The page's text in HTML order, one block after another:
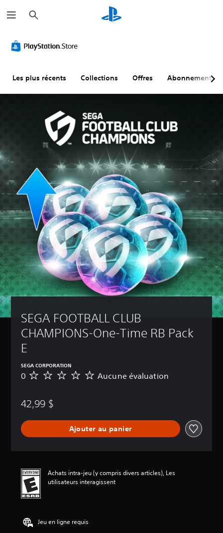
e
c
r
c
r
Les plus récents Collections Offres Abonnements
SEGA FOOTBALL CLUB
CHAMPIONS-One-Time RB Pack
E
SEGA CORPORATION
A
u
e
é
a
i
0 Aucune évaluation
42,99 $
Ajouter au panier
Achats intra-jeu (y compris divers articles), Les
utilisateurs interagissent
Jeu en ligne requis